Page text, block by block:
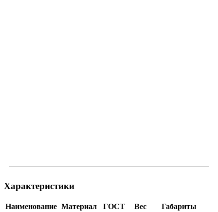
Характеристики
Наименование Материал ГОСТ Вес
Габариты